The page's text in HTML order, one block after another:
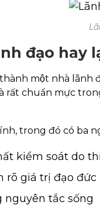
đạo hay
một nhà lãnh
rất chuẩn mực
trong đó có ba
kiểm soát do
rõ giá trị đạo đức
nguyên tắc sống